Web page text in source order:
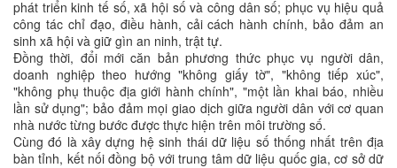
phát triển kinh tế số, xã hội số và công dân số; phục vụ hiệu quả
công tác chỉ đạo, điều hành, cải cách hành chính, bảo đảm an
sinh xã hội và giữ gìn an ninh, trật tự.
Đồng thời, đổi mới căn bản phương thức phục vụ người dân,
doanh nghiệp theo hướng "không giấy tờ", "không tiếp xúc",
"không phụ thuộc địa giới hành chính", "một lần khai báo, nhiều
lần sử dụng"; bảo đảm mọi giao dịch giữa người dân với cơ quan
nhà nước từng bước được thực hiện trên môi trường số.
Cùng đó là xây dựng hệ sinh thái dữ liệu số thống nhất trên địa
bàn tỉnh, kết nối đồng bộ với trung tâm dữ liệu quốc gia, cơ sở dữ